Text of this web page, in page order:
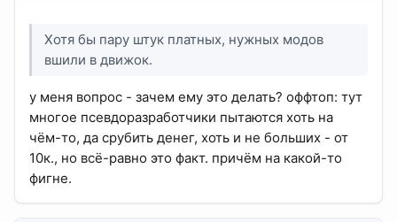
Хотя бы пару штук платных, нужных модов
вшили в движок.
у меня вопрос - зачем ему это делать? оффтоп: тут
многое псевдоразработчики пытаются хоть на
чём-то, да срубить денег, хоть и не больших - от
10к., но всё-равно это факт. причём на какой-то
фигне.